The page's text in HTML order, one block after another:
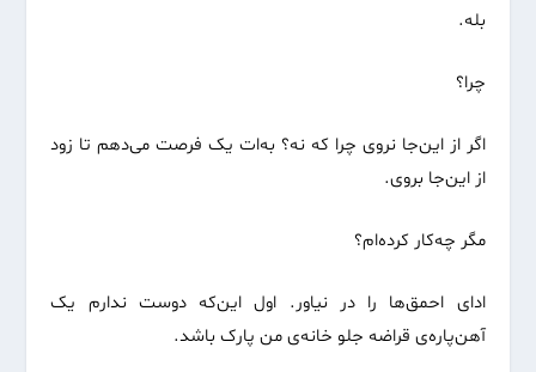
بله.
چرا؟
اگر از این‌جا نروی چرا که نه؟ به‌ات یک فرصت می‌دهم تا زود
از این‌جا بروی.
مگر چه‌کار کرده‌ام؟
ادای احمق‌ها را در نیاور. اول این‌که دوست ندارم یک
آهن‌پاره‌ی قراضه جلو خانه‌ی من پارک باشد.